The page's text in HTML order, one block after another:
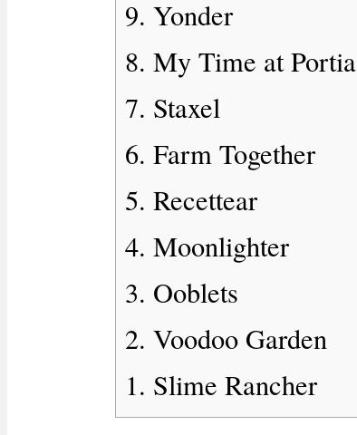
9. Yonder
8. My Time at Portia
7. Staxel
6. Farm Together
5. Recettear
4. Moonlighter
3. Ooblets
2. Voodoo Garden
1. Slime Rancher